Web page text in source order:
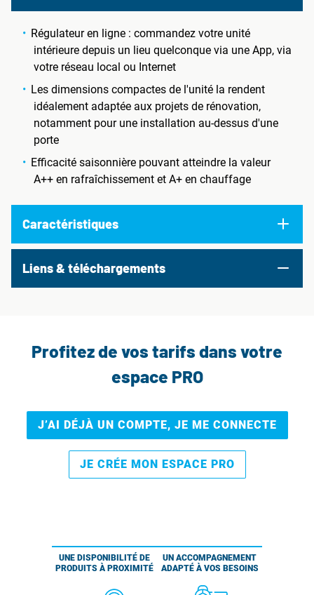
Régulateur en ligne : commandez votre unité
intérieure depuis un lieu quelconque via une App, via
votre réseau local ou Internet
Les dimensions compactes de l'unité la rendent
idéalement adaptée aux projets de rénovation,
notamment pour une installation au-dessus d'une
porte
Efficacité saisonnière pouvant atteindre la valeur
A++ en rafraîchissement et A+ en chauffage
Caractéristiques
Liens & téléchargements
Profitez de vos tarifs dans votre
espace PRO
J’AI DÉJÀ UN COMPTE, JE ME CONNECTE
JE CRÉE MON ESPACE PRO
UNE DISPONIBILITÉ DE
PRODUITS À PROXIMITÉ
UN ACCOMPAGNEMENT
ADAPTÉ À VOS BESOINS